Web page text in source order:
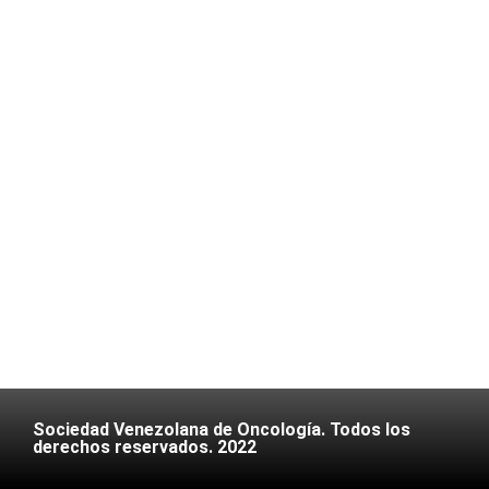
Sociedad Venezolana de Oncología. Todos los
derechos reservados. 2022